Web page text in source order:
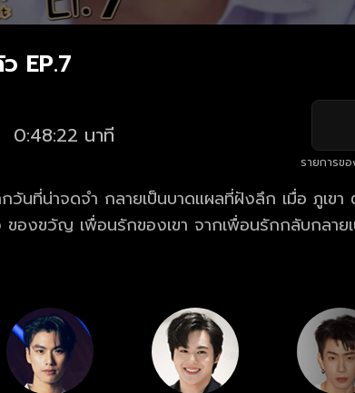
EP.7
0:48:22 นาที
รายการข
วันที่น่าจดจำ กลายเป็นบาดแผลที่ฝังลึก เมื่อ ภูเข
องขวัญ เพื่อนรักของเขา จากเพื่อนรักกลับกลาย
ของขวัญ ต้องกลับมาเจอกันอีกครั้ง พวกเขาจะสา